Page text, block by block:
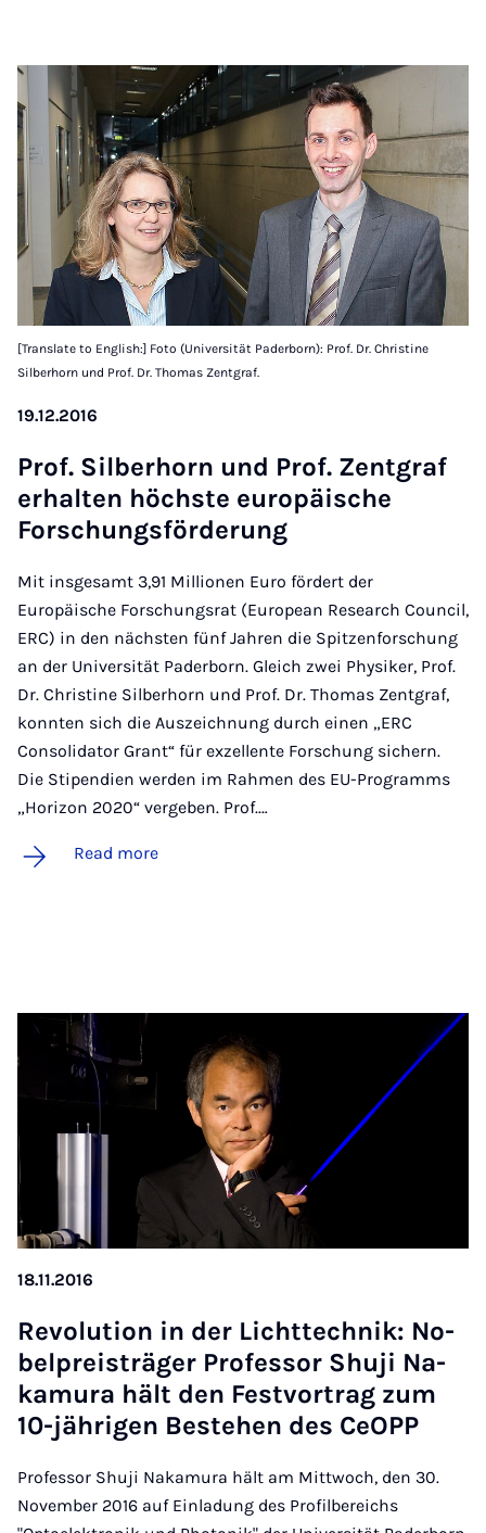
[Translate to English:] Foto (Universität Paderborn): Prof. Dr. Christine
Silberhorn und Prof. Dr. Thomas Zentgraf.
19.12.2016
Prof. Sil­ber­horn und Prof. Zent­graf
er­hal­ten höch­ste europäis­che
Forschungs­för­der­ung
Mit insgesamt 3,91 Millionen Euro fördert der
Europäische Forschungsrat (European Research Council,
ERC) in den nächsten fünf Jahren die Spitzenforschung
an der Universität Paderborn. Gleich zwei Physiker, Prof.
Dr. Christine Silberhorn und Prof. Dr. Thomas Zentgraf,
konnten sich die Auszeichnung durch einen „ERC
Consolidator Grant“ für exzellente Forschung sichern.
Die Stipendien werden im Rahmen des EU-Programms
„Horizon 2020“ vergeben. Prof.…
Read more
18.11.2016
Re­volu­tion in der Licht­tech­nik: No­
bel­pre­is­träger Pro­fess­or Shuji Na­
kamura hält den Festvor­trag zum
10-jährigen Be­stehen des CeOPP
Professor Shuji Nakamura hält am Mittwoch, den 30.
November 2016 auf Einladung des Profilbereichs